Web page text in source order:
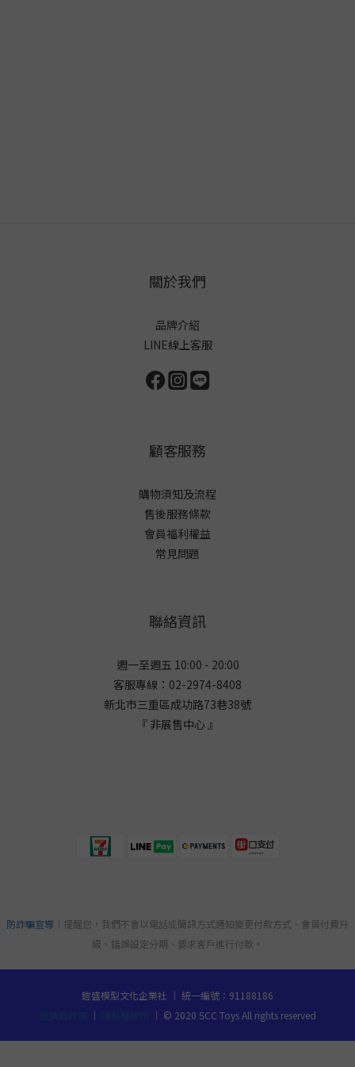
關於我們
品牌介紹
LINE線上客服
顧客服務
購物須知及流程
售後服務條款
會員福利權益
常見問題
聯絡資訊
週一至週五 10:00 - 20:00
客服專線：02-2974-8408
新北市三重區成功路73巷38號
『 非展售中心 』
防詐騙宣導 ｜提醒您，我們不會以電話或簡訊方式通知變更付款方式、會員付費升
級、錯誤設定分期、要求客戶進行付款。
鎧盛模型文化企業社 ｜ 統一編號：91188186
｜ ｜ © 2020 SCC Toys All rights reserved